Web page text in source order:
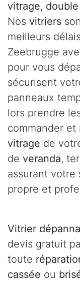
vitrage,
Nos vitriers
meilleurs
Zeebrugge
pour vous
sécurisent
panneaux
lors prendre
commander
vitrage de
de veranda,
assurant votre
propre et
Vitrier
devis gratuit
toute
cassée ou